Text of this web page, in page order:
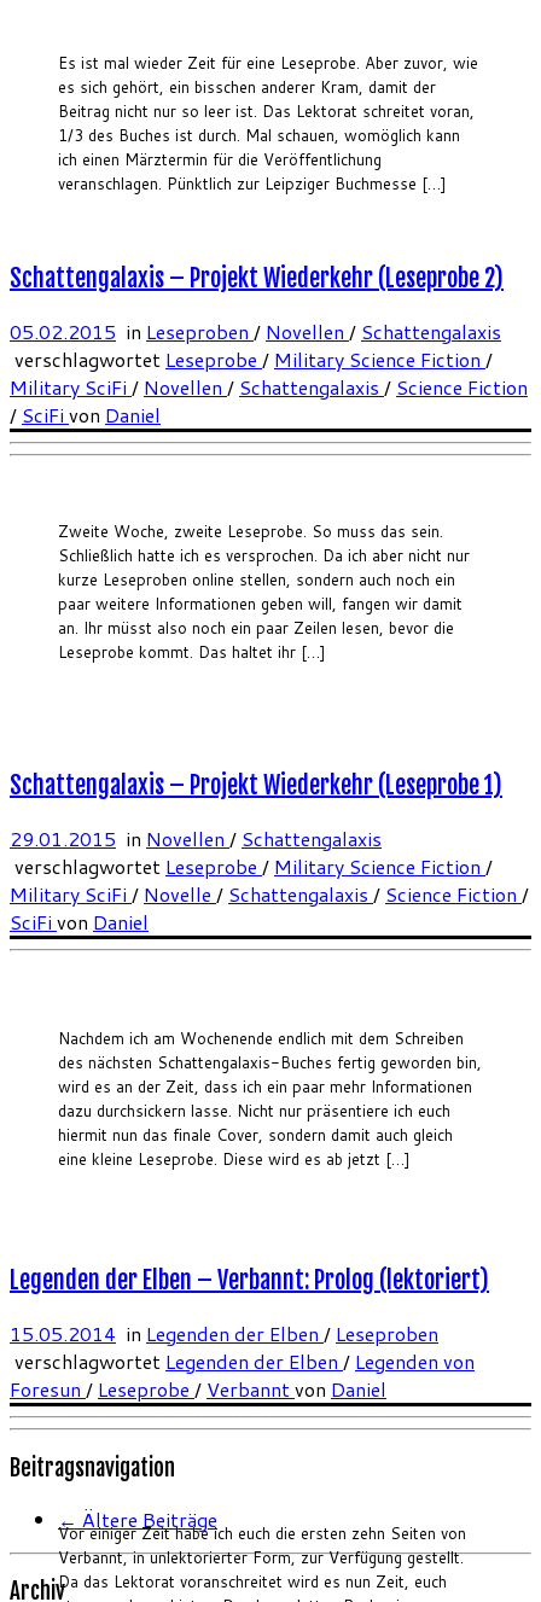
Es ist mal wieder Zeit für eine Leseprobe. Aber zuvor, wie
es sich gehört, ein bisschen anderer Kram, damit der
Beitrag nicht nur so leer ist. Das Lektorat schreitet voran,
1/3 des Buches ist durch. Mal schauen, womöglich kann
ich einen Märztermin für die Veröffentlichung
veranschlagen. Pünktlich zur Leipziger Buchmesse […]
Zweite Woche, zweite Leseprobe. So muss das sein.
Schließlich hatte ich es versprochen. Da ich aber nicht nur
kurze Leseproben online stellen, sondern auch noch ein
paar weitere Informationen geben will, fangen wir damit
an. Ihr müsst also noch ein paar Zeilen lesen, bevor die
Leseprobe kommt. Das haltet ihr […]
Schattengalaxis – Projekt Wiederkehr (Leseprobe 2)
05.02.2015 in Leseproben / Novellen / Schattengalaxis
verschlagwortet Leseprobe / Military Science Fiction /
Military SciFi / Novellen / Schattengalaxis / Science Fiction
/ SciFi von Daniel
Nachdem ich am Wochenende endlich mit dem Schreiben
des nächsten Schattengalaxis-Buches fertig geworden bin,
wird es an der Zeit, dass ich ein paar mehr Informationen
dazu durchsickern lasse. Nicht nur präsentiere ich euch
hiermit nun das finale Cover, sondern damit auch gleich
eine kleine Leseprobe. Diese wird es ab jetzt […]
Schattengalaxis – Projekt Wiederkehr (Leseprobe 1)
29.01.2015 in Novellen / Schattengalaxis
verschlagwortet Leseprobe / Military Science Fiction /
Military SciFi / Novelle / Schattengalaxis / Science Fiction /
SciFi von Daniel
Vor einiger Zeit habe ich euch die ersten zehn Seiten von
Verbannt, in unlektorierter Form, zur Verfügung gestellt.
Da das Lektorat voranschreitet wird es nun Zeit, euch
Legenden der Elben – Verbannt: Prolog (lektoriert)
15.05.2014 in Legenden der Elben / Leseproben
verschlagwortet Legenden der Elben / Legenden von
Foresun / Leseprobe / Verbanntvon Daniel
Beitragsnavigation
← Ältere Beiträge
Archiv